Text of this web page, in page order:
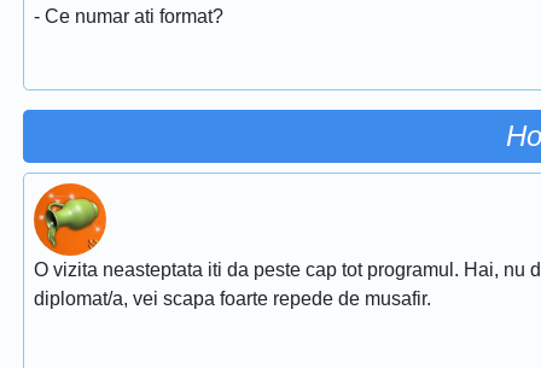
- Ce numar ati format?
O vizita neasteptata iti da peste cap tot programul. Hai,
diplomat/a, vei scapa foarte repede de musafir.